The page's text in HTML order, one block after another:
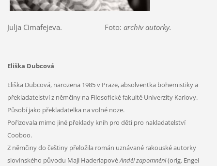
Julja Cimafejeva. Foto: archiv autorky.
Eliška Dubcová
Eliška Dubcová, narozena 1985 v Praze, absolventka bohemistiky a
překladatelství z němčiny na Filosofické fakultě Univerzity Karlovy.
Působí jako překladatelka na volné noze.
Pořizovala mimo jiné překlady knih pro děti pro nakladatelství
Cooboo.
Z němčiny do češtiny přeložila román uznávané rakouské autorky
slovinského původu Maji HaderlapovéAnděl zapomnění(orig. Engel